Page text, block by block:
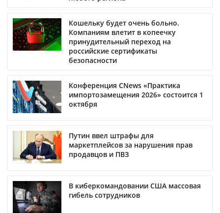
Кошельку будет очень больно.
Компаниям влетит в копеечку
принудительный переход на
российские сертификаты
безопасности
Конференция CNews «Практика
импортозамещения 2026» состоится 1
октября
Путин ввел штрафы для
маркетплейсов за нарушения прав
продавцов и ПВЗ
В киберкомандовании США массовая
гибель сотрудников